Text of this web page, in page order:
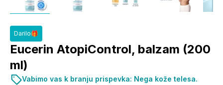
Darilo🎁
Eucerin AtopiControl, balzam (200
ml)
Vabimo vas k branju prispevka: Nega kože telesa.